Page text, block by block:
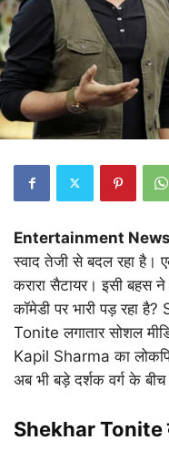
Entertainment
स्वाद तेजी से बदल रहा है।
करारा सैटायर। इसी बहस ने
कॉमेडी पर भारी पड़ रहा
Tonite लगातार सोशल
Kapil Sharma का
अब भी बड़े दर्शक वर्ग के
Shekhar Tonite